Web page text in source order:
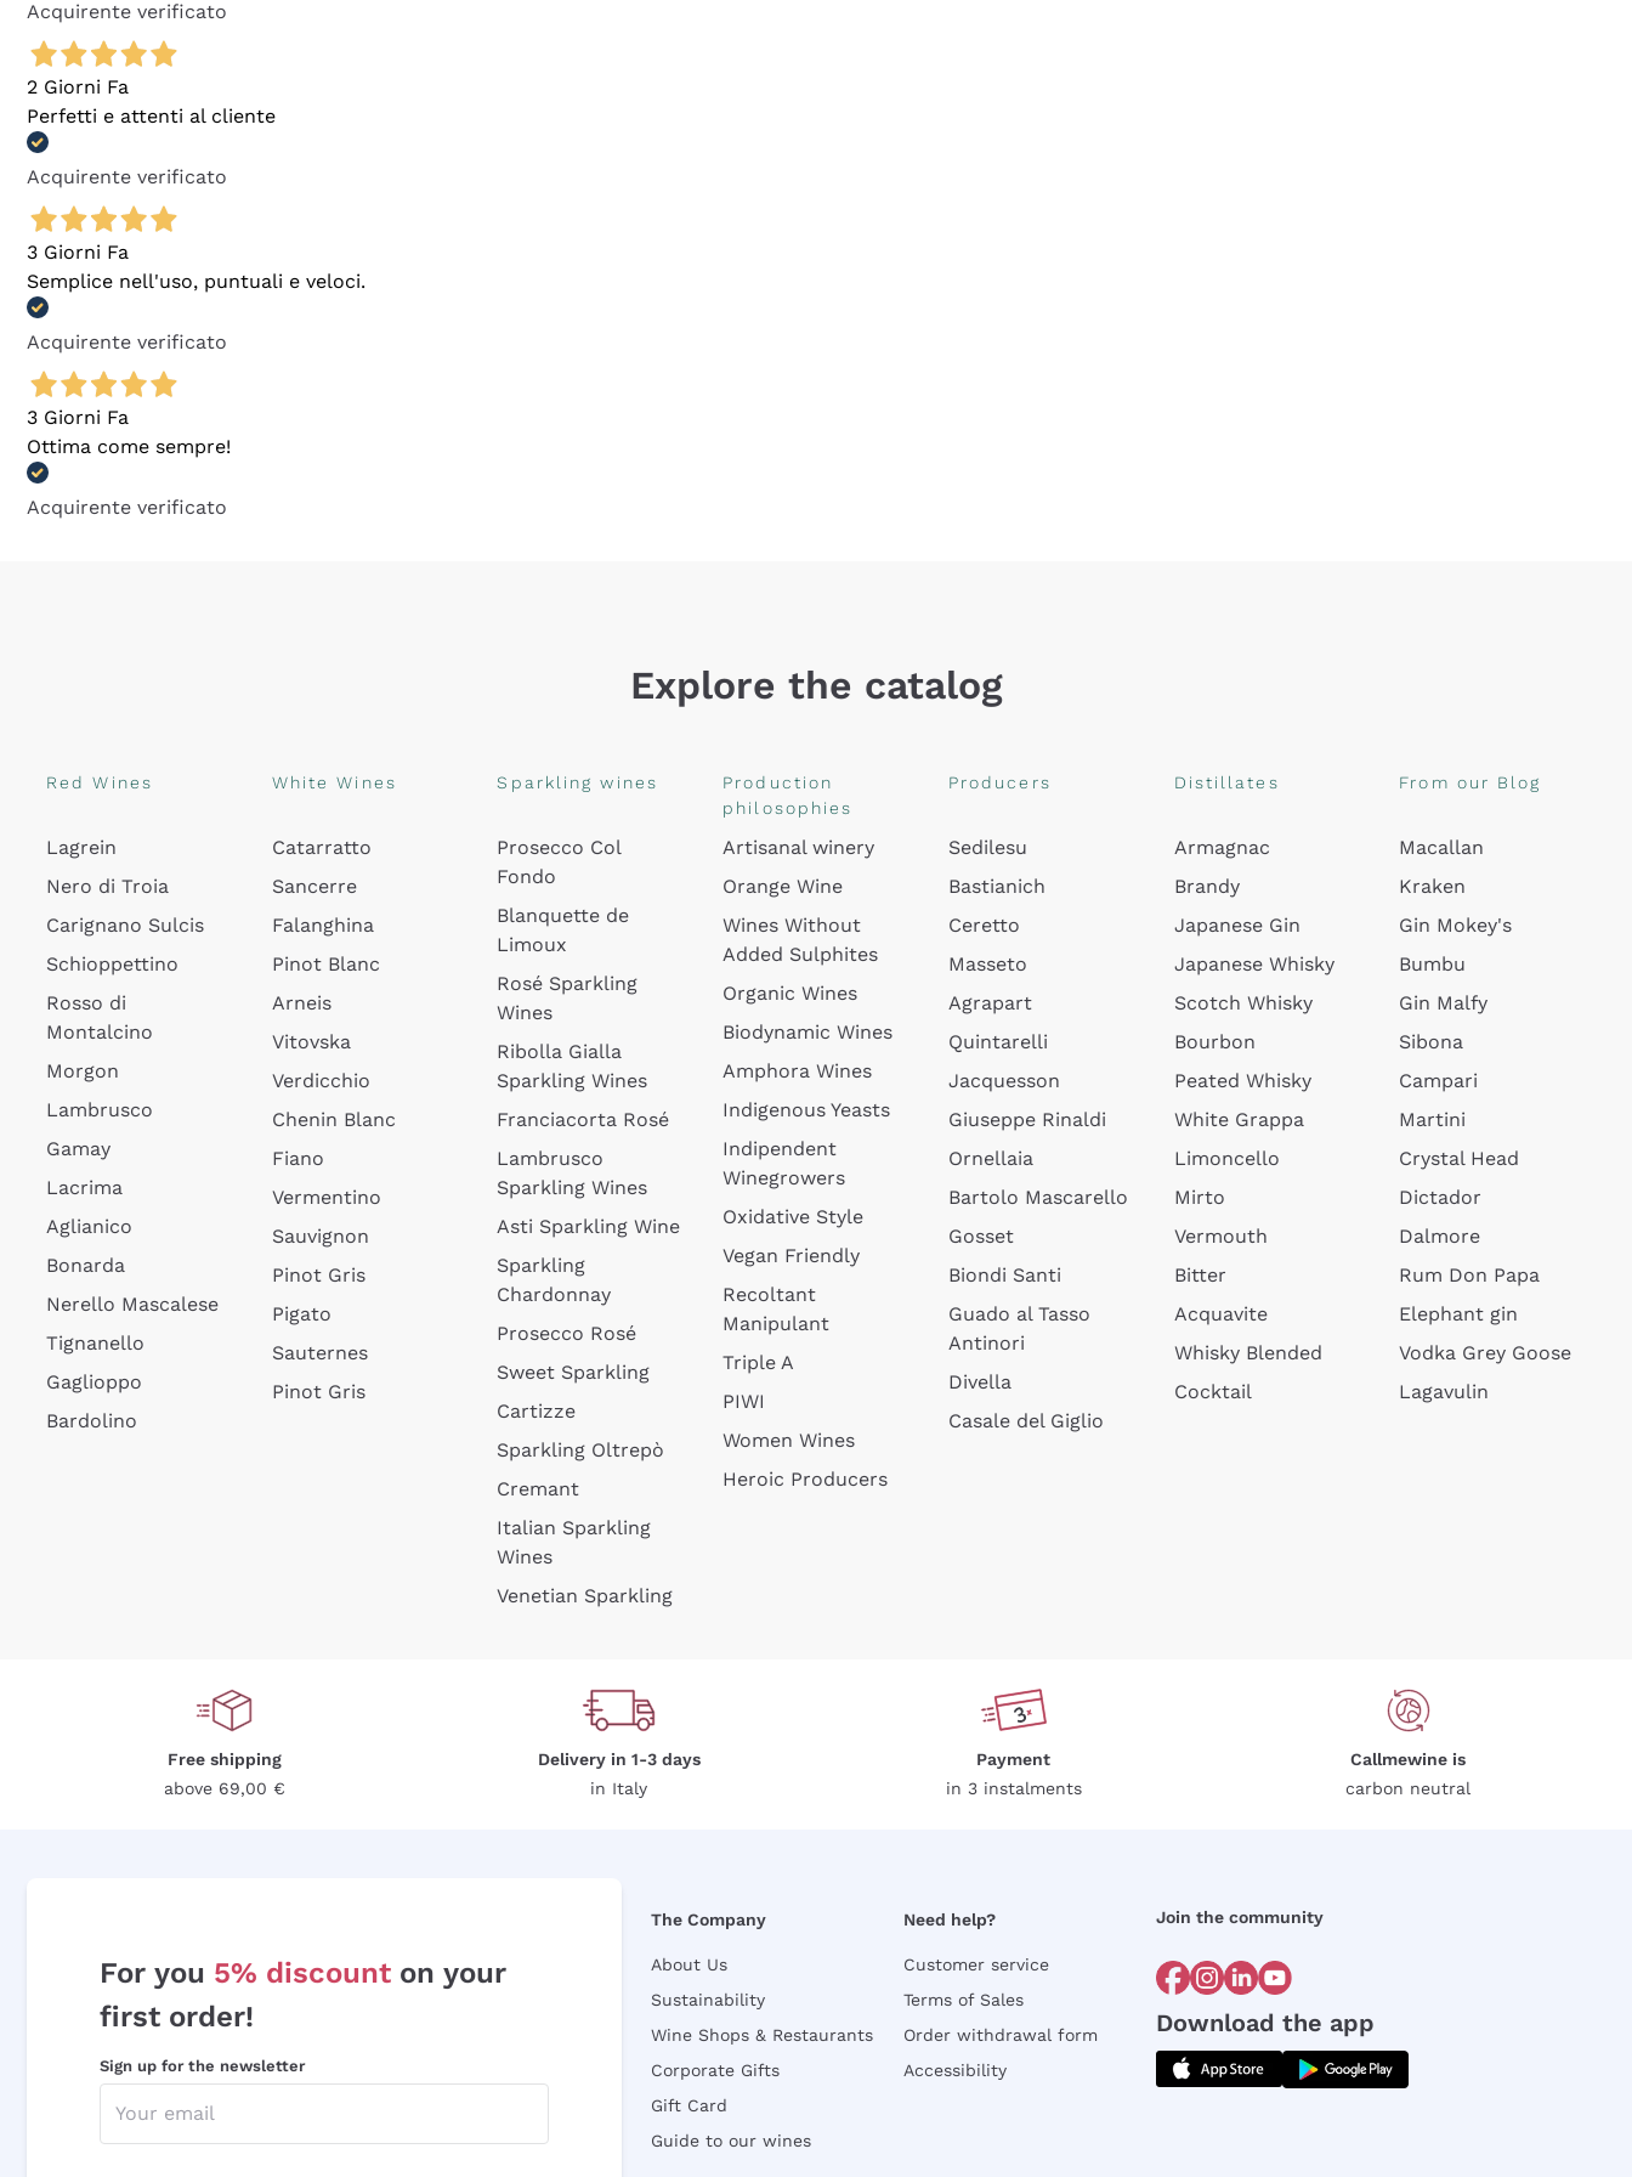
Acquirente verificato
2 Giorni Fa
Perfetti e attenti al cliente
Acquirente verificato
3 Giorni Fa
Semplice nell'uso, puntuali e veloci.
Acquirente verificato
3 Giorni Fa
Ottima come sempre!
Acquirente verificato
Explore the catalog
Red Wines
Lagrein
Nero di Troia
Carignano Sulcis
Schioppettino
Rosso di
Montalcino
Morgon
Lambrusco
Gamay
Lacrima
Aglianico
Bonarda
Nerello Mascalese
Tignanello
Gaglioppo
Bardolino
White Wines
Catarratto
Sancerre
Falanghina
Pinot Blanc
Arneis
Vitovska
Verdicchio
Chenin Blanc
Fiano
Vermentino
Sauvignon
Pinot Gris
Pigato
Sauternes
Pinot Gris
Sparkling wines
Prosecco Col
Fondo
Blanquette de
Limoux
Rosé Sparkling
Wines
Ribolla Gialla
Sparkling Wines
Franciacorta Rosé
Lambrusco
Sparkling Wines
Asti Sparkling Wine
Sparkling
Chardonnay
Prosecco Rosé
Sweet Sparkling
Cartizze
Sparkling Oltrepò
Cremant
Italian Sparkling
Wines
Venetian Sparkling
Production
philosophies
Artisanal winery
Orange Wine
Wines Without
Added Sulphites
Organic Wines
Biodynamic Wines
Amphora Wines
Indigenous Yeasts
Indipendent
Winegrowers
Oxidative Style
Vegan Friendly
Recoltant
Manipulant
Triple A
PIWI
Women Wines
Heroic Producers
Producers
Sedilesu
Bastianich
Ceretto
Masseto
Agrapart
Quintarelli
Jacquesson
Giuseppe Rinaldi
Ornellaia
Bartolo Mascarello
Gosset
Biondi Santi
Guado al Tasso
Antinori
Divella
Casale del Giglio
Distillates
Armagnac
Brandy
Japanese Gin
Japanese Whisky
Scotch Whisky
Bourbon
Peated Whisky
White Grappa
Limoncello
Mirto
Vermouth
Bitter
Acquavite
Whisky Blended
Cocktail
From our Blog
Macallan
Kraken
Gin Mokey's
Bumbu
Gin Malfy
Sibona
Campari
Martini
Crystal Head
Dictador
Dalmore
Rum Don Papa
Elephant gin
Vodka Grey Goose
Lagavulin
Free shipping
above 69,00 €
Delivery in 1-3 days
in Italy
Payment
in 3 instalments
Callmewine is
carbon neutral
For you 5% discount on your
first order!
Sign up for the newsletter
The Company
About Us
Sustainability
Wine Shops & Restaurants
Corporate Gifts
Gift Card
Guide to our wines
Need help?
Customer service
Terms of Sales
Order withdrawal form
Accessibility
Join the community
Download the app